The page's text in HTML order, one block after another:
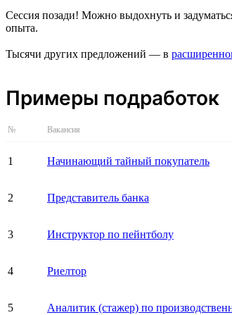
Сессия позади! Можно выдохнуть и
опыта.
Тысячи других предложений — в
Примеры подработок
№ Вакансия
1 Начинающий тайный покупатель
2 Представитель банка
3 Инструктор по пейнтболу
4 Риелтор
5 Аналитик (стажер) по